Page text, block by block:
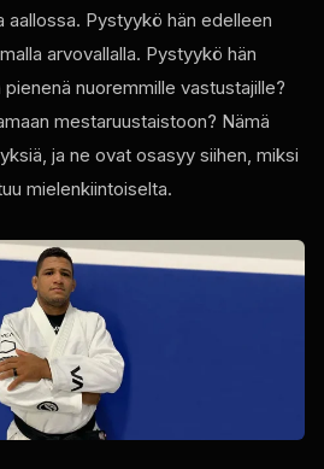
aallossa. Pystyykö hän edelleen
arvovallalla. Pystyykö hän
nuoremmille vastustajille?
mestaruustaistoon? Nämä
ja ne ovat osasyy siihen, miksi
mielenkiintoiselta.